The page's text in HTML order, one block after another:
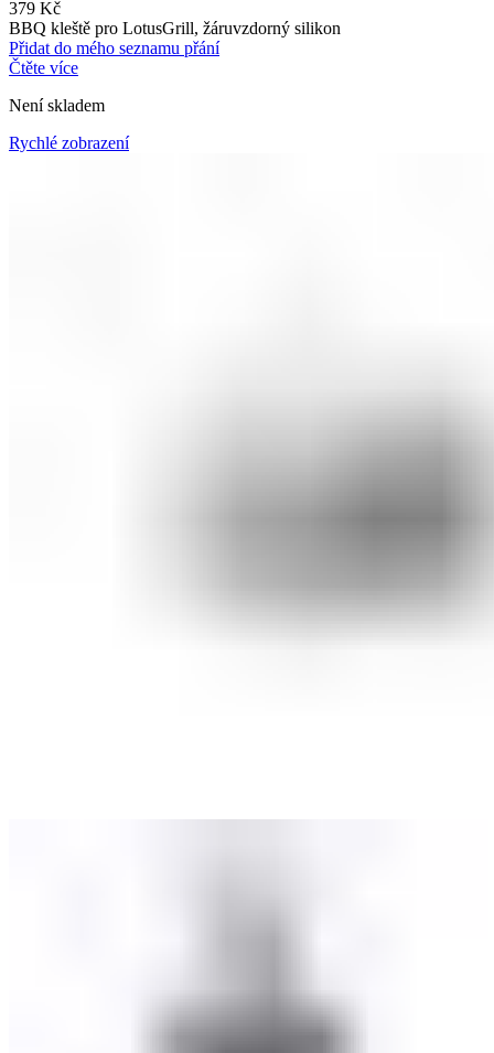
379 Kč
BBQ kleště pro LotusGrill, žáruvzdorný silikon
Přidat do mého seznamu přání
Čtěte více
Není skladem
Rychlé zobrazení